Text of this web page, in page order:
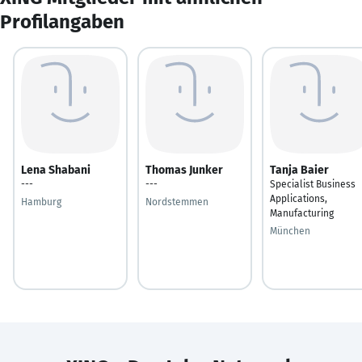
Profilangaben
Lena Shabani
---
Hamburg
Thomas Junker
---
Nordstemmen
Tanja Baier
Specialist Business
Applications,
Manufacturing
München